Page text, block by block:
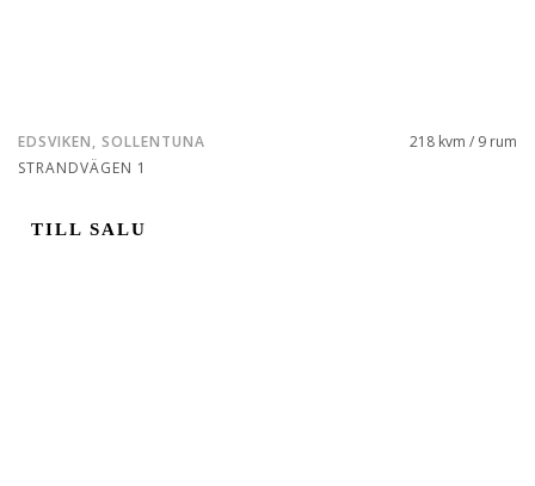
EDSVIKEN, SOLLENTUNA
STRANDVÄGEN 1
218 kvm / 9 rum
TILL SALU